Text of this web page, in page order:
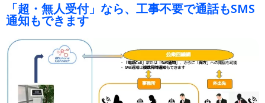
「超・無人受付」なら、工事不要で通話もSMS
通知もできます